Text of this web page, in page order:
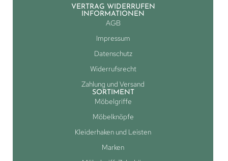
VERTRAG WIDERRUFEN
INFORMATIONEN
AGB
Impressum
Datenschutz
Widerrufsrecht
Zahlung und Versand
SORTIMENT
Möbelgriffe
Möbelknöpfe
Kleiderhaken und Leisten
Marken